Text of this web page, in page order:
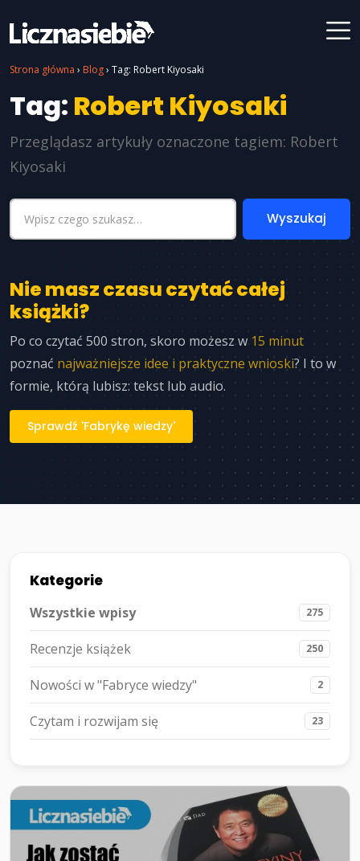
Strona główna › Blog› Tag: Robert Kiyosaki
Tag: Robert Kiyosaki
Przeglądasz artykuły oznaczone tagiem: Robert
Kiyosaki
Nie masz czasu czytać całej
książki?
Po co czytać 500 stron, skoro możesz w 15 minut
poznać najważniejsze idee i praktyczne wnioski? I to w
formie, którą lubisz: tekst lub audio.
Sprawdź 'Fabrykę wiedzy'
Kategorie
Wszystkie wpisy 275
Recenzje książek 250
Nowości w "Fabryce wiedzy" 2
Czytam i rozwijam się 23